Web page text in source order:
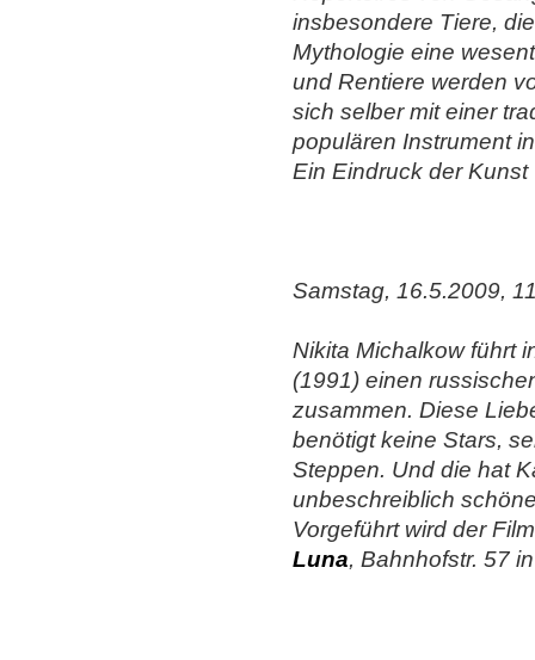
insbesondere Tiere,
Mythologie eine
und Rentiere werden
sich selber mit einer
populären Instrument
Ein Eindruck der
Samstag, 16.5.2009,
Nikita Michalkow führt
(1991) einen
zusammen. Diese
benötigt keine Stars,
Steppen. Und die hat
unbeschreiblich
Vorgeführt wird der
Luna, Bahnhofstr. 57